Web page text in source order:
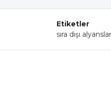
Etiketler
sıra dışı alyanslar